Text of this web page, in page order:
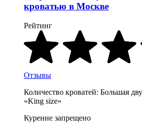
кроватью в Москве
Рейтинг
Отзывы
Количество кроватей: Большая
«King size»
Курение запрещено